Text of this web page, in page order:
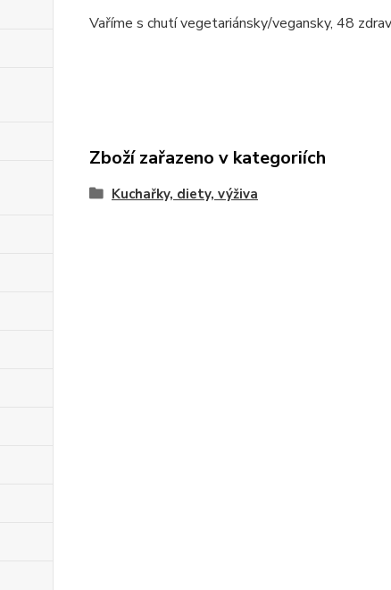
Vaříme s chutí vegetariánsky/vegansky, 48
Zboží zařazeno v kategoriích
Kuchařky, diety, výživa